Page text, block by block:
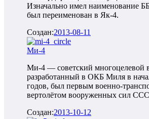
Изначально имел наименование
был переименован в Як-4.
Создан:2013-08-11
Ми-4
Ми-4 — советский многоцелевой
разработанный в ОКБ Миля в
годов, был первым военно-
вертолётом вооруженных сил
Создан:2013-10-12